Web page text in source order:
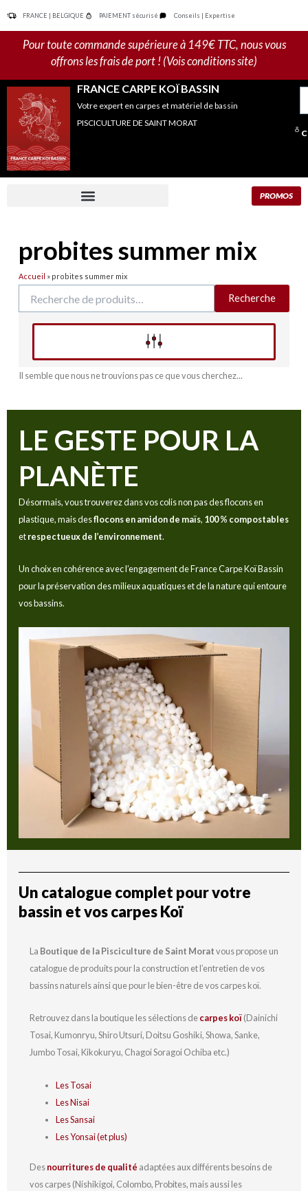
contenu
FRANCE | BELGIQUE PAIEMENT sécurisé Conseils | Expertise
Pour toute commande supérieure à 149€ TTC, nous vous
offrons les frais de port ! (Vois conditions site)
FRANCE CARPE KOÏ BASSIN
Votre expert en carpes et matériel de bassin
PISCICULTURE DE SAINT MORAT
PROMOS
probites summer mix
Accueil » probites summer mix
pour :
Recherche
Affinez votre recherche
Il semble que nous ne trouvions pas ce que vous cherchez...
LE GESTE POUR LA
PLANÈTE
Désormais, vous trouverez dans vos colis non pas des flocons en
plastique, mais desflocons en amidon de maïs, 100 % compostables
etrespectueux de l’environnement.
Un choix en cohérence avec l’engagement de France Carpe Koï Bassin
pour la préservation des milieux aquatiques et de la nature qui entoure
vos bassins.
Un catalogue complet pour votre
bassin et vos carpes Koï
La Boutique de la Pisciculture de Saint Moratvous propose un
catalogue de produits pour la construction et l’entretien de vos
bassins naturels ainsi que pour le bien-être de vos carpes koï.
Retrouvez dans la boutique les sélections decarpes koï(Dainichi
Tosai, Kumonryu, Shiro Utsuri, Doitsu Goshiki, Showa, Sanke,
Jumbo Tosai, Kikokuryu, Chagoi Soragoi Ochiba etc.)
Les Tosai
Les Nisai
Les Sansai
Les Yonsai (et plus)
Desnourritures de qualité adaptées aux différents besoins de
vos carpes (Nishikigoi, Colombo, Probites, mais aussi les